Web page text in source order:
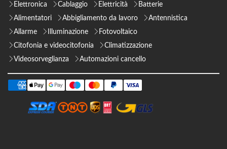
Elettronica
Cablaggio Elettricità
Batterie
Alimentatori
Abbigliamento da lavoro
Antennistica
Allarme
Illuminazione
Fotovoltaico
Citofonia e videocitofonia
Climatizzazione
Videosorveglianza
Automazioni cancello